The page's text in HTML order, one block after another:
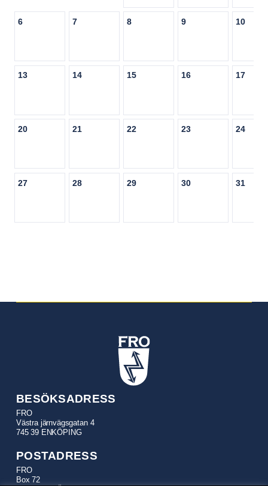
6 7 8 9 10
13 14 15 16 17
20 21 22 23 24
27 28 29 30 31
BESÖKSADRESS
FRO
Västra järnvägsgatan 4
745 39 ENKÖPING
POSTADRESS
FRO
Box 72